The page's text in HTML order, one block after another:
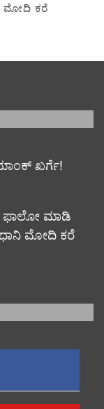
ಮೋದಿ ಕರೆ
ಖರ್ಗೆ!
ಫಾಲೋ ಮಾಡಿ
ಮೋದಿ ಕರೆ